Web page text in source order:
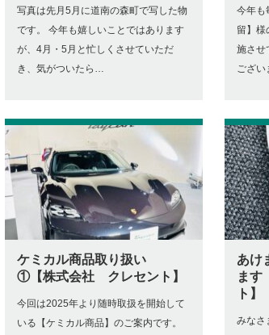
写真は先月5月に道南の森町で写した物
です。 今年も嬉しいことではあります
が、4月・5月と忙しくさせていただ
き、気がついたら…
今年も
留】様
施させ
ござい
ケミカル商品取り扱い
①【株式会社 クレセント】
今回は2025年より随時取扱を開始して
いる【ケミカル商品】のご案内です。
あけ
ます
ト】
みなさ